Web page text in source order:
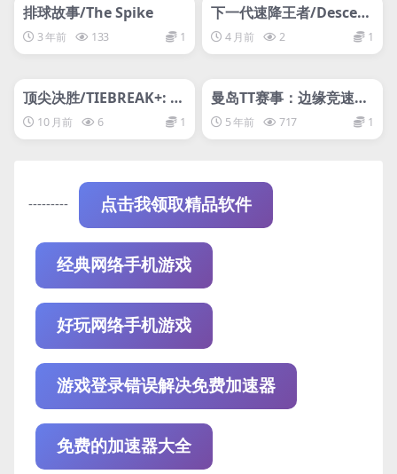
网盘下载游戏
排球故事/The Spike
3 年前 133 1
网盘下载游戏
下一代速降王者/Descen
ders Next
4 月前 2 1
网盘下载游戏
顶尖决胜/TIEBREAK+: O
fficial Game of the ATP
and WTA
10 月前 6 1
网盘下载游戏
曼岛TT赛事：边缘竞速2/
TT Isle of Man Ride on
the Edge 2
5 年前 717 1
--------- 点击我领取精品软件
经典网络手机游戏
好玩网络手机游戏
游戏登录错误解决免费加速器
免费的加速器大全